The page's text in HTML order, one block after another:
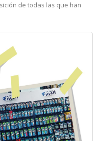
de todas las que han